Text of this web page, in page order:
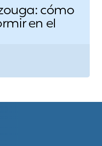
cómo
en el